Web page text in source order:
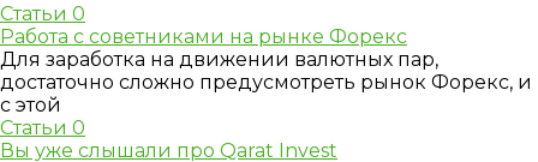
Статьи 0
Работа с советниками на рынке Форекс
Для заработка на движении валютных пар,
достаточно сложно предусмотреть рынок Форекс, и
с этой
Статьи 0
Вы уже слышали про Qarat Invest